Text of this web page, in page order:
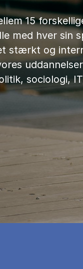
15
med hver sin
stærkt og
sociologi,